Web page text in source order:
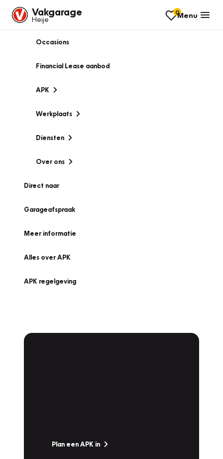
Vakgarage
Heije
0Menu
Occasions
Financial Lease aanbod
APK
Werkplaats
Diensten
Over ons
Direct naar
Garageafspraak
Meer informatie
Alles over APK
APK regelgeving
Plan een APK in